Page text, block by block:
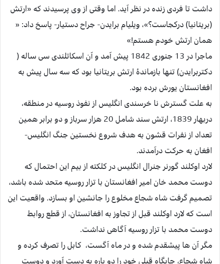
داشت تا فردی زنده در نظر آید. اما وقتی از وی پرسیدند که «ارتش
(بریتانیا) درکجاست؟»، ویلیام برایدن- جراح دستیار- پاسخ داد: «
همان ارتش خودم هستم!»
ماجرا در 13 جنوری 1842 پیش آمد و آن اسکاتلندی سی ساله (
دکتربرایدن) تنها بازماندۀ ارتش بریتانیا بود که سه سال پیش به
افغانستان یورش برده بود.
به علت گسترش نا خرسندی انگلیس از نفوذ روسیه در منطقه،
دربهار 1839، ارتش سند شامل 20 هزار سرباز و دو برابر همین
تعداد از نفرات قشون به هدف شروع نخستین جنگ انگلیس-
افغان به حرکت درآمدند.
لارد اوکلند گورنر جنرال انگلیس در کلکته از بیم این احتمال که
دوست محمد خان امیر افغانستان با تزار روسیه متحد شده باشد،
تصمیم گرفت شاه شجاع مخلوع را جانشین او بسازد. واقعیت این
است که لارد اوکلند قبل از تجاوز به افغانستان، از قطع روابط
دوست محمد با تزار روسیه آگاهی نداشت.
مگر آن ها پیشقدم شده و در ماه آگست، کابل را تصرف کرده و
شاه شجاع، جایگاه قبلی خود را دو باره به دست آورد و دوست